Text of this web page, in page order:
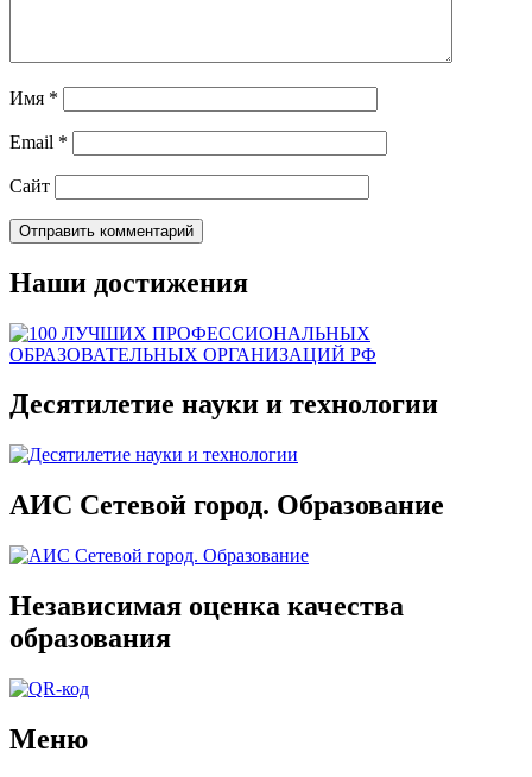
Имя *
Email *
Сайт
Наши достижения
Десятилетие науки и технологии
АИС Сетевой город. Образование
Независимая оценка качества
образования
Меню